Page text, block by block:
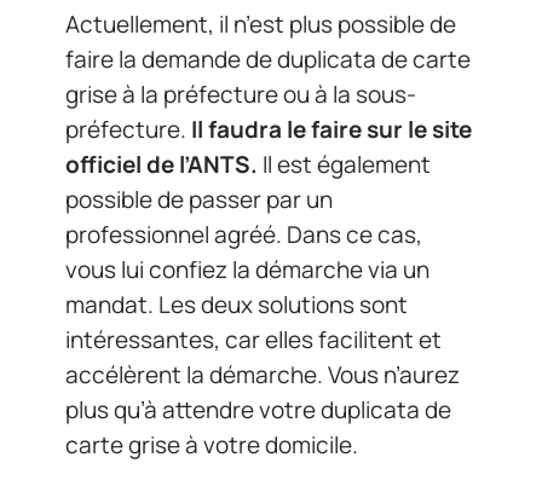
Actuellement, il n’est plus possible de
faire la demande de duplicata de carte
grise à la préfecture ou à la sous-
préfecture. Il faudra le faire sur le site
officiel de l’ANTS. Il est également
possible de passer par un
professionnel agréé. Dans ce cas,
vous lui confiez la démarche via un
mandat. Les deux solutions sont
intéressantes, car elles facilitent et
accélèrent la démarche. Vous n’aurez
plus qu’à attendre votre duplicata de
carte grise à votre domicile.